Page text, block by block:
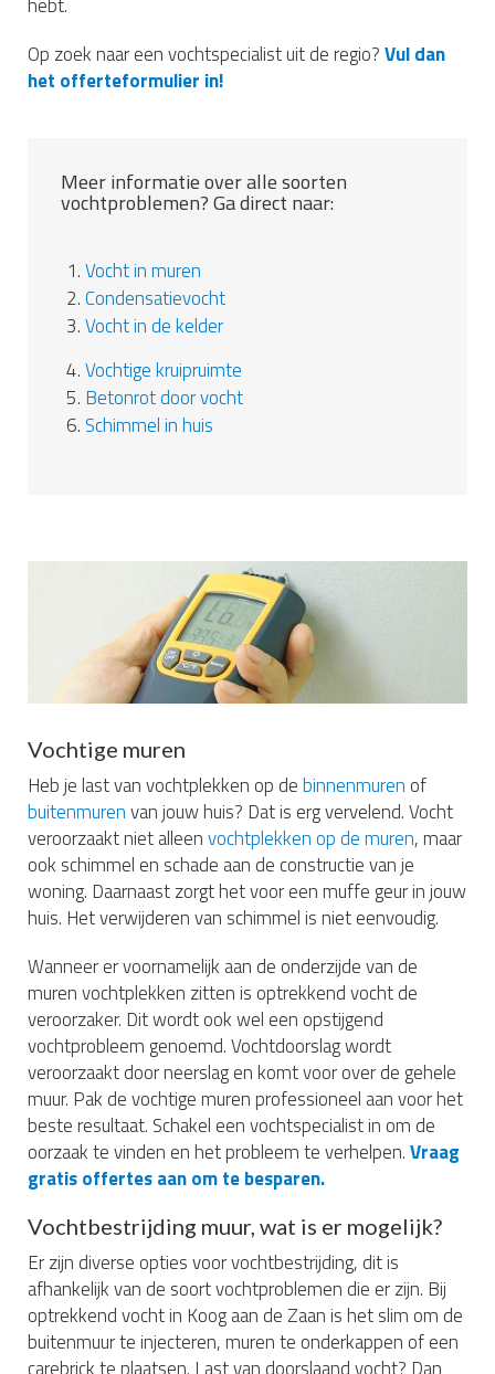
Op zoek naar een vochtspecialist uit de regio?Vul dan
het offerteformulier in!
Meer informatie over alle soorten
vochtproblemen? Ga direct naar:
1.Vocht in muren
2.Condensatievocht
3.Vocht in de kelder
4.Vochtige kruipruimte
5. Betonrot door vocht
6. Schimmel in huis
Vochtige muren
Heb je last van vochtplekken op debinnenmuren of
buitenmurenvan jouw huis? Dat is erg vervelend. Vocht
veroorzaakt niet alleenvochtplekken op de muren, maar
ook schimmel en schade aan de constructie van je
woning. Daarnaast zorgt het voor een muffe geur in jouw
huis. Het verwijderen van schimmel is niet eenvoudig.
Wanneer er voornamelijk aan de onderzijde van de
muren vochtplekken zitten is optrekkend vocht de
veroorzaker. Dit wordt ook wel een opstijgend
vochtprobleem genoemd. Vochtdoorslag wordt
veroorzaakt door neerslag en komt voor over de gehele
muur. Pak de vochtige muren professioneel aan voor het
beste resultaat. Schakel een vochtspecialist in om de
oorzaak te vinden en het probleem te verhelpen.Vraag
gratis offertes aan om te besparen.
Vochtbestrijding muur, wat is er mogelijk?
Er zijn diverse opties voor vochtbestrijding, dit is
afhankelijk van de soort vochtproblemen die er zijn. Bij
optrekkend vocht in Koog aan de Zaan is het slim om de
buitenmuur te injecteren, muren te onderkappen of een